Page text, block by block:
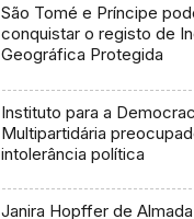
São Tomé e Príncipe
conquistar o registo de
Geográfica Protegida
Instituto para a
Multipartidária
intolerância política
Janira Hopffer de